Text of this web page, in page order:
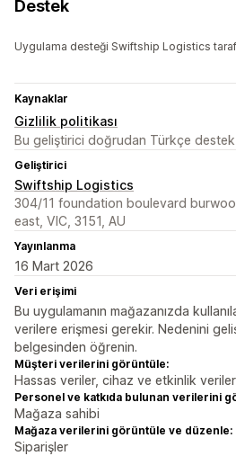
Destek
Uygulama desteği Swiftship Logistics
Kaynaklar
Gizlilik politikası
Bu geliştirici doğrudan Türkçe destek
Geliştirici
Swiftship Logistics
304/11 foundation boulevard
east, VIC, 3151, AU
Yayınlanma
16 Mart 2026
Veri erişimi
Bu uygulamanın mağazanızda
verilere erişmesi gerekir. Nedenini
belgesinden öğrenin.
Müşteri verilerini görüntüle:
Hassas veriler, cihaz ve etkinlik
Personel ve katkıda bulunan verilerini
Mağaza sahibi
Mağaza verilerini görüntüle ve düzenle:
Siparişler